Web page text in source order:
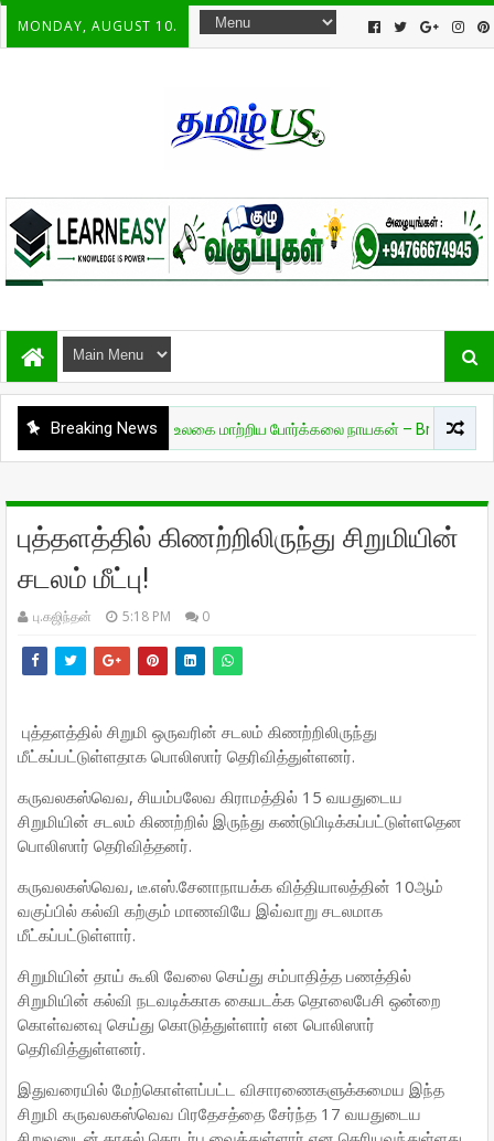
MONDAY, AUGUST 10.
Breaking News
சுவாரசியம் 🔥 உலகை மாற்றிய போர்க்கலை நாயகன் – Bruce Lee 🔥
புத்தளத்தில் கிணற்றிலிருந்து சிறுமியின்
சடலம் மீட்பு!
பு.கஜிந்தன் 5:18 PM 0
புத்தளத்தில் சிறுமி ஒருவரின் சடலம் கிணற்றிலிருந்து
மீட்கப்பட்டுள்ளதாக பொலிஸார் தெரிவித்துள்ளனர்.
கருவலகஸ்வெவ, சியம்பலேவ கிராமத்தில் 15 வயதுடைய
சிறுமியின் சடலம் கிணற்றில் இருந்து கண்டுபிடிக்கப்பட்டுள்ளதென
பொலிஸார் தெரிவித்தனர்.
கருவலகஸ்வெவ, டீ.எஸ்.சேனாநாயக்க வித்தியாலத்தின் 10ஆம்
வகுப்பில் கல்வி கற்கும் மாணவியே இவ்வாறு சடலமாக
மீட்கப்பட்டுள்ளார்.
சிறுமியின் தாய் கூலி வேலை செய்து சம்பாதித்த பணத்தில்
சிறுமியின் கல்வி நடவடிக்காக கையடக்க தொலைபேசி ஒன்றை
கொள்வனவு செய்து கொடுத்துள்ளார் என பொலிஸார்
தெரிவித்துள்ளனர்.
இதுவரையில் மேற்கொள்ளப்பட்ட விசாரணைகளுக்கமைய இந்த
சிறுமி கருவலகஸ்வெவ பிரதேசத்தை சேர்ந்த 17 வயதுடைய